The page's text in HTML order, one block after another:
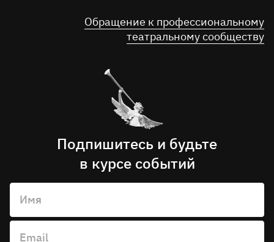
Обращение к профессиональному
театральному сообществу
Подпишитесь и будьте
в курсе событий
Имя
Email